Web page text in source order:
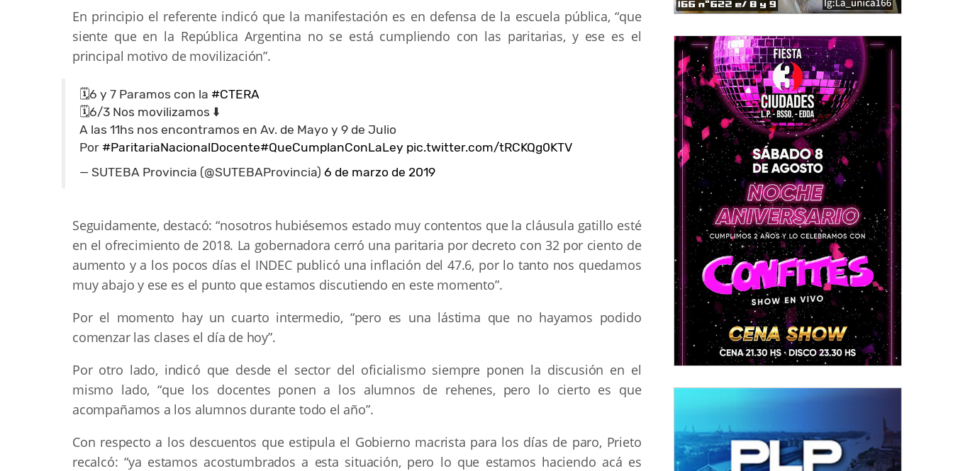
En principio el referente indicó que la manifestación es en defensa de la escuela pública, “que
siente que en la República Argentina no se está cumpliendo con las paritarias, y ese es el
principal motivo de movilización”.
🗓️6 y 7 Paramos con la #CTERA
🗓️6/3 Nos movilizamos ⬇️
A las 11hs nos encontramos en Av. de Mayo y 9 de Julio
Por #ParitariaNacionalDocente#QueCumplanConLaLey pic.twitter.com/tRCKQg0KTV
— SUTEBA Provincia (@SUTEBAProvincia) 6 de marzo de 2019
Seguidamente, destacó: “nosotros hubiésemos estado muy contentos que la cláusula gatillo esté
en el ofrecimiento de 2018. La gobernadora cerró una paritaria por decreto con 32 por ciento de
aumento y a los pocos días el INDEC publicó una inflación del 47.6, por lo tanto nos quedamos
muy abajo y ese es el punto que estamos discutiendo en este momento”.
Por el momento hay un cuarto intermedio, “pero es una lástima que no hayamos podido
comenzar las clases el día de hoy”.
Por otro lado, indicó que desde el sector del oficialismo siempre ponen la discusión en el
mismo lado, “que los docentes ponen a los alumnos de rehenes, pero lo cierto es que
acompañamos a los alumnos durante todo el año”.
Con respecto a los descuentos que estipula el Gobierno macrista para los días de paro, Prieto
recalcó: “ya estamos acostumbrados a esta situación, pero lo que estamos haciendo acá es